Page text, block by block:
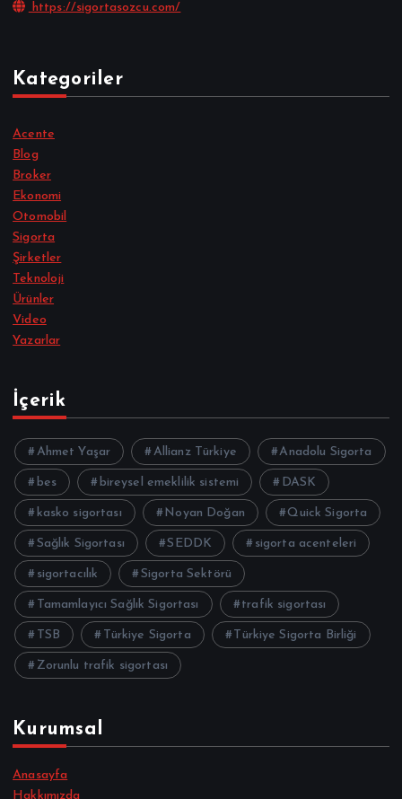
https://sigortasozcu.com/
Kategoriler
Acente
Blog
Broker
Ekonomi
Otomobil
Sigorta
Şirketler
Teknoloji
Ürünler
Video
Yazarlar
İçerik
Ahmet Yaşar Allianz Türkiye Anadolu Sigorta
bes bireysel emeklilik sistemi DASK
kasko sigortası Noyan Doğan Quick Sigorta
Sağlık Sigortası SEDDK sigorta acenteleri
sigortacılık Sigorta Sektörü
Tamamlayıcı Sağlık Sigortası trafik sigortası
TSB Türkiye Sigorta Türkiye Sigorta Birliği
Zorunlu trafik sigortası
Kurumsal
Anasayfa
Hakkımızda